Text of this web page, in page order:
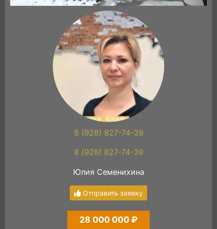
8 (928) 827-74-39
8 (928) 827-74-39
Юлия Семенихина
Отправить заявку
28 000 000 ₽